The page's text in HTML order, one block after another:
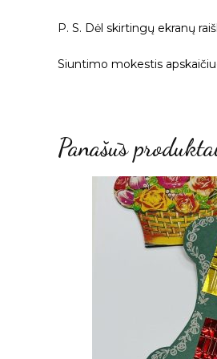
P. S. Dėl skirtingų ekranų
Siuntimo mokestis
Panašūs